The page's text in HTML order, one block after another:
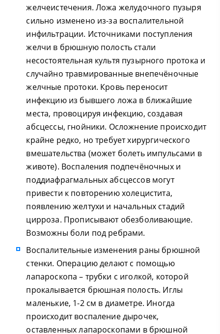
желчеистечения. Ложа желудочного пузыря
сильно изменено из-за воспалительной
инфильтрации. Источниками поступления
желчи в брюшную полость стали
несостоятельная культя пузырного протока и
случайно травмированные внепечёночные
желчные протоки. Кровь переносит
инфекцию из бывшего ложа в ближайшие
места, провоцируя инфекцию, создавая
абсцессы, гнойники. Осложнение происходит
крайне редко, но требует хирургического
вмешательства (может болеть импульсами в
животе). Воспаления подпечёночных и
поддиафрагмальных абсцессов могут
привести к повторению холецистита,
появлению желтухи и начальных стадий
цирроза. Прописывают обезболивающие.
Возможны боли под ребрами.
Воспалительные изменения раны брюшной
стенки. Операцию делают с помощью
лапароскопа – трубки с иголкой, которой
прокалывается брюшная полость. Иглы
маленькие, 1-2 см в диаметре. Иногда
происходит воспаление дырочек,
оставленных лапароскопами в брюшной